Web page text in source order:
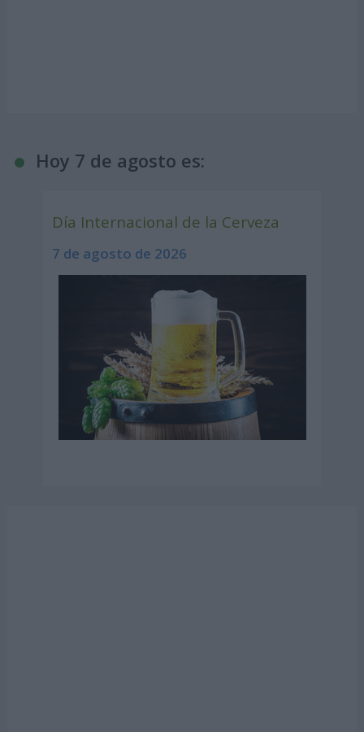
Hoy 7 de agosto es:
Día Internacional de la Cerveza
7 de agosto de 2026